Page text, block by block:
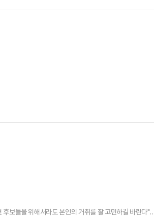
보들을 위해서라도 본인의 거취를 잘 고민하길 바란다"